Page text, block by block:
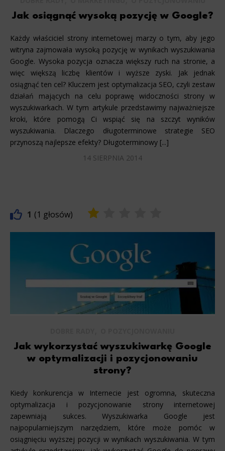
Jak osiągnąć wysoką pozycję w Google?
Każdy właściciel strony internetowej marzy o tym, aby jego
witryna zajmowała wysoką pozycję w wynikach wyszukiwania
Google. Wysoka pozycja oznacza większy ruch na stronie, a
więc większą liczbę klientów i wyższe zyski. Jak jednak
osiągnąć ten cel? Kluczem jest optymalizacja SEO, czyli zestaw
działań mających na celu poprawę widoczności strony w
wyszukiwarkach. W tym artykule przedstawimy najważniejsze
kroki, które pomogą Ci wspiąć się na szczyt wyników
wyszukiwania. Dlaczego długoterminowe strategie SEO
przynoszą najlepsze efekty? Długoterminowy [...]
14 SIERPNIA 2014
1 1
Jak wykorzystać wyszukiwarkę Google
w optymalizacji i pozycjonowaniu
strony?
Kiedy konkurencja w Internecie jest ogromna, skuteczna
optymalizacja i pozycjonowanie strony internetowej
zapewniają sukces. Wyszukiwarka Google jest
najpopularniejszym narzędziem, które może pomóc w
osiągnięciu wyższej pozycji w wynikach wyszukiwania. W tym